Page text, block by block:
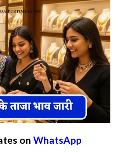
on WhatsApp